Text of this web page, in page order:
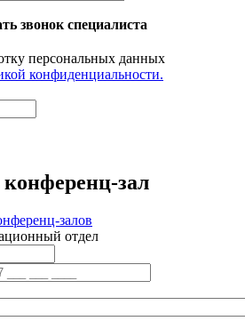
звонок специалиста
персональных данных
конфиденциальности.
конференц-зал
залов
отдел